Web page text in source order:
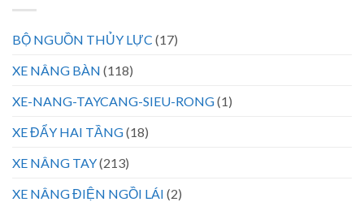
BỘ NGUỒN THỦY LỰC (17)
XE NÂNG BÀN (118)
XE-NANG-TAYCANG-SIEU-RONG(1)
XE ĐẨY HAI TẦNG(18)
XE NÂNG TAY(213)
XE NÂNG ĐIỆN NGỒI LÁI (2)